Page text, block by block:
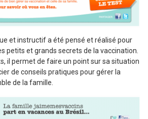
et instructif a été pensé et réalisé pour
petits et grands secrets de la vaccination.
il permet de faire un point sur sa situation
de conseils pratiques pour gérer la
de la famille.